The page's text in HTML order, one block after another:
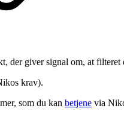
der giver signal om, at filteret
krav).
som du kan betjene via